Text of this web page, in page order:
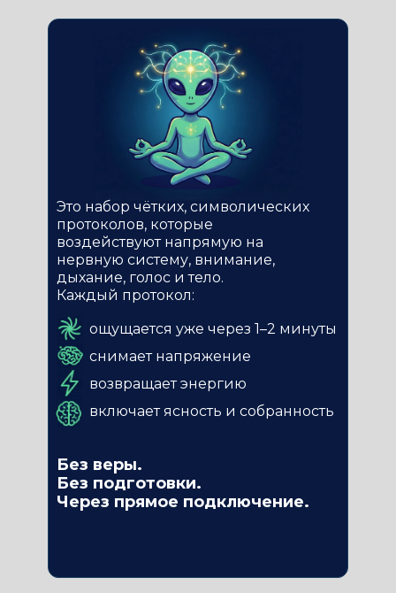
Это набор чётких, символических
протоколов, которые
воздействуют напрямую на
нервную систему, внимание,
дыхание, голос и тело.
Каждый протокол:
ощущается уже через 1–2 минуты
снимает напряжение
возвращает энергию
включает ясность и собранность
Без веры.
Без подготовки.
Через прямое подключение.